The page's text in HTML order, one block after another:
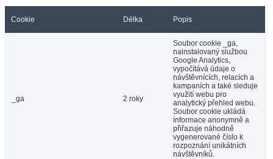
Cookie Délka Popis
_ga 2 roky
Soubor cookie _ga,
nainstalovaný službou
Google Analytics,
vypočítává údaje o
návštěvnících, relacích a
kampaních a také sleduje
využití webu pro
analytický přehled webu.
Soubor cookie ukládá
informace anonymně a
přiřazuje náhodně
vygenerované číslo k
rozpoznání unikátních
návštěvníků.